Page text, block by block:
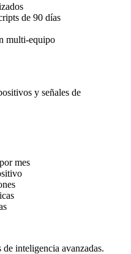
de 90 días
multi-equipo
y señales de
mes
inteligencia avanzadas.